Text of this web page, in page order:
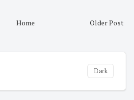
Older Post
Home
Dark